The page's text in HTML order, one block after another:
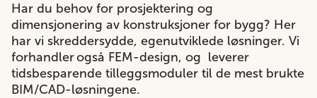
Har du behov for prosjektering og
dimensjonering av konstruksjoner for bygg? Her
har vi skreddersydde, egenutviklede løsninger. Vi
forhandler også FEM-design, og leverer
tidsbesparende tilleggsmoduler til de mest brukte
BIM/CAD-løsningene.​